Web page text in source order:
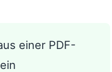
einer PDF-